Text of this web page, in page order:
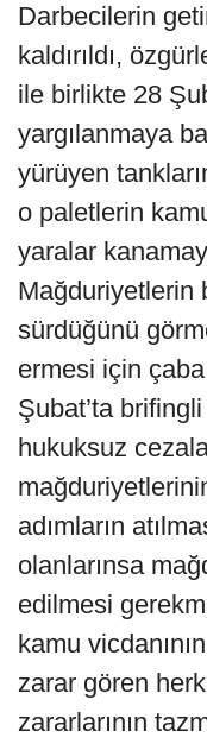
Darbecilerin
kaldırıldı,
ile birlikte 28
yargılanmaya
yürüyen
o paletlerin
yaralar
Mağduriyetlerin
sürdüğünü
ermesi için
Şubat’ta
hukuksuz
adımların
olanlarınsa
edilmesi
kamu
zarar gören
zararlarının